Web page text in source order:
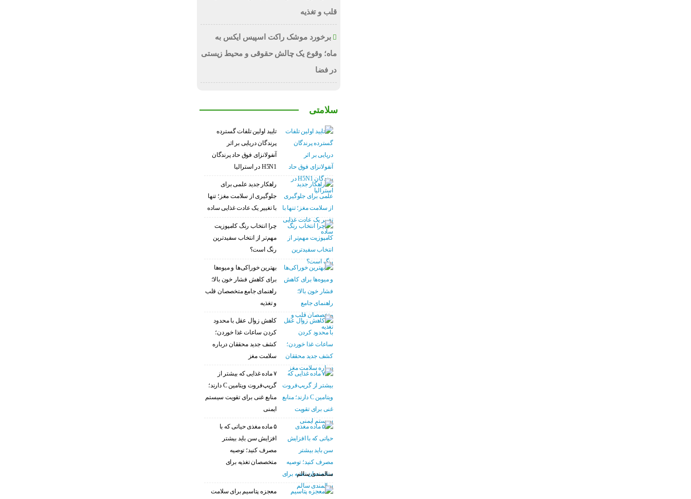
قلب و تغذیه
برخورد موشک راکت اسپیس ایکس به
ماه؛ وقوع یک چالش حقوقی و محیط زیستی
در فضا
سلامتی
تایید اولین تلفات گسترده
پرندگان دریایی بر اثر
آنفولانزای فوق حاد پرندگان
H5N1 در استرالیا
راهکار جدید علمی برای
جلوگیری از سلامت مغز؛ تنها
با تغییر یک عادت غذایی ساده
چرا انتخاب رنگ کامپوزیت
مهم‌تر از انتخاب سفیدترین
رنگ است؟
بهترین خوراکی‌ها و میوه‌ها
برای کاهش فشار خون بالا؛
راهنمای جامع متخصصان قلب
و تغذیه
کاهش زوال عقل با محدود
کردن ساعات غذا خوردن؛
کشف جدید محققان درباره
سلامت مغز
۷ ماده غذایی که بیشتر از
گریپ‌فروت ویتامین C دارند؛
منابع غنی برای تقویت سیستم
ایمنی
۵ ماده مغذی حیاتی که با
افزایش سن باید بیشتر
مصرف کنید؛ توصیه
متخصصان تغذیه برای
سالمندی سالم
معجزه پتاسیم برای سلامت